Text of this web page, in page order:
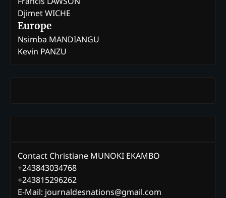
Djimet WICHE
Europe
Nsimba MANDIANGU
Kevin PANZU
Contact Christiane MUNOKI EKAMBO
+243843034768
+243815296262
E-Mail: journaldesnations@gmail.com